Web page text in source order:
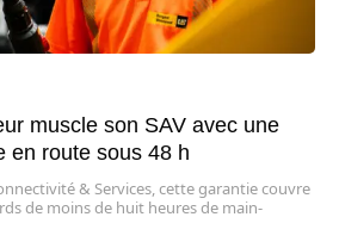
muscle son SAV avec une
en route sous 48 h
& Services, cette garantie couvre
de moins de huit heures de main-